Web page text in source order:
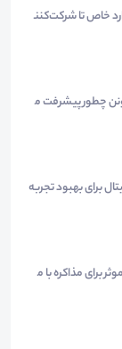
خاص تا شرکت‌کنن
چطور پیشرفت م
برای بهبود تجربه
برای مذاکره با م